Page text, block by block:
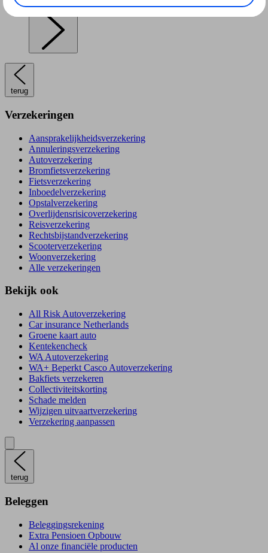
Hypotheek
terug
Verzekeringen
Aansprakelijkheidsverzekering
Annuleringsverzekering
Autoverzekering
Bromfietsverzekering
Fietsverzekering
Inboedelverzekering
Opstalverzekering
Overlijdensrisicoverzekering
Reisverzekering
Rechtsbijstandverzekering
Scooterverzekering
Woonverzekering
Alle verzekeringen
Bekijk ook
All Risk Autoverzekering
Car insurance Netherlands
Groene kaart auto
Kentekencheck
WA Autoverzekering
WA+ Beperkt Casco Autoverzekering
Bakfiets verzekeren
Collectiviteitskorting
Schade melden
Wijzigen uitvaartverzekering
Verzekering aanpassen
terug
Beleggen
Beleggingsrekening
Extra Pensioen Opbouw
Al onze financiële producten